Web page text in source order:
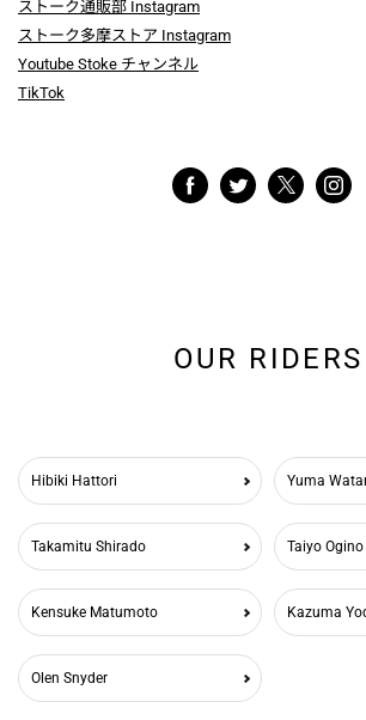
ストーク通販部 Instagram
ストーク多摩ストア Instagram
Youtube Stoke チャンネル
TikTok
OUR RIDERS
Hibiki Hattori Yuma
Takamitu Shirado Taiyo Ogino
Kensuke Matumoto Kazuma
Olen Snyder